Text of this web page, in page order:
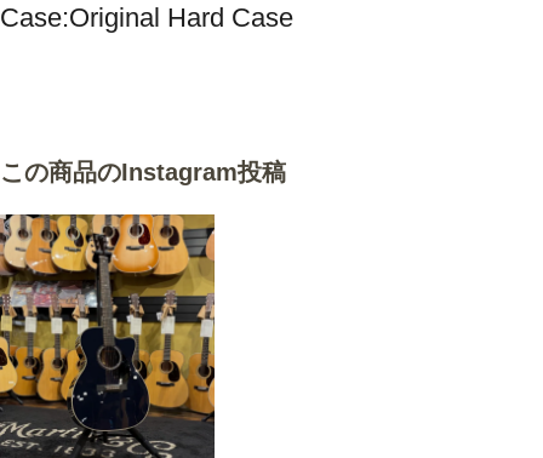
Case:Original Hard Case
この商品のInstagram投稿